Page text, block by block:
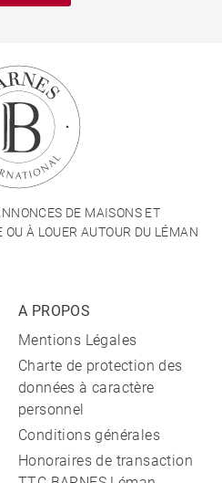
DE MAISONS ET
À LOUER AUTOUR DU LÉMAN
A PROPOS
Mentions Légales
Charte de protection des
données à caractère
personnel
Conditions générales
Honoraires de transaction